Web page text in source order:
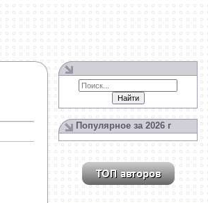
Популярное за 2026 г